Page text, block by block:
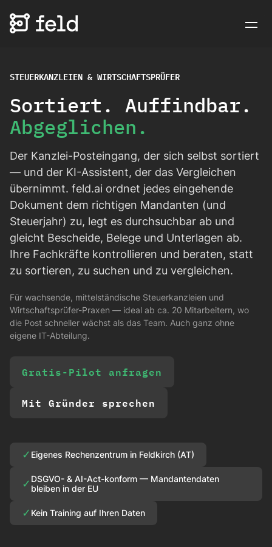
STEUERKANZLEIEN & WIRTSCHAFTSPRÜFER
Sortiert. Auffindbar.
Abgeglichen.
Der Kanzlei-Posteingang, der sich selbst sortiert
— und der KI-Assistent, der das Vergleichen
übernimmt. feld.ai ordnet jedes eingehende
Dokument dem richtigen Mandanten (und
Steuerjahr) zu, legt es durchsuchbar ab und
gleicht Bescheide, Belege und Unterlagen ab.
Ihre Fachkräfte kontrollieren und beraten, statt
zu sortieren, zu suchen und zu vergleichen.
Für wachsende, mittelständische Steuerkanzleien und
Wirtschaftsprüfer-Praxen — ideal ab ca. 20 Mitarbeitern, wo
die Post schneller wächst als das Team. Auch ganz ohne
eigene IT-Abteilung.
Gratis-Pilot anfragen
Mit Gründer sprechen
✓ Eigenes Rechenzentrum in Feldkirch (AT)
✓ DSGVO- & AI-Act-konform — Mandantendaten
bleiben in der EU
✓ Kein Training auf Ihren Daten